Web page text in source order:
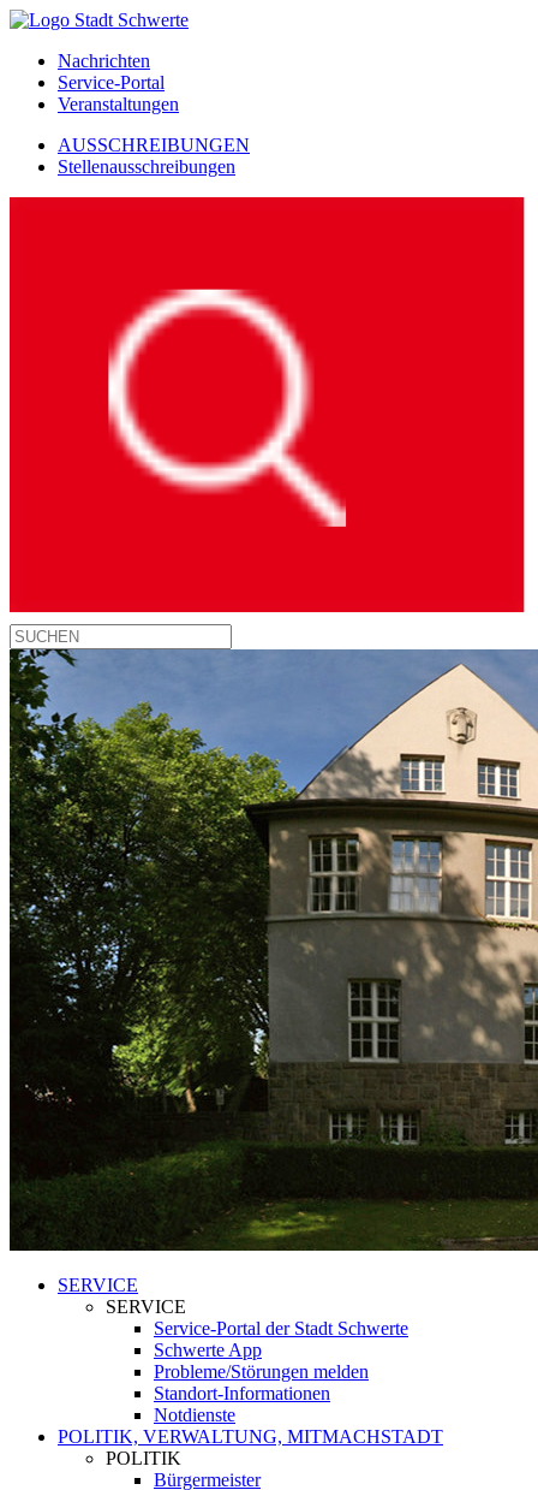
Nachrichten
Service-Portal
Veranstaltungen
AUSSCHREIBUNGEN
Stellenausschreibungen
SERVICE
SERVICE
Service-Portal der Stadt Schwerte
Schwerte App
Probleme/Störungen melden
Standort-Informationen
Notdienste
POLITIK, VERWALTUNG, MITMACHSTADT
POLITIK
Bürgermeister